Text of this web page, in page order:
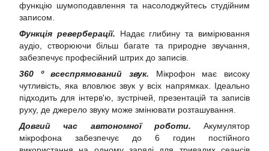
функцію шумоподавлення та насолоджуйтесь студійним
записом.
Функція реверберації. Надає глибину та вимірювання
аудіо, створюючи більш багате та природне звучання,
забезпечує професійний штрих до записів.
360 º всеспрямований звук. Мікрофон має високу
чутливість, яка вловлює звук у всіх напрямках. Ідеально
підходить для інтерв'ю, зустрічей, презентацій та записів
руху, де джерело звуку може змінювати розташування.
Довгий час автономної роботи. Акумулятор
мікрофона забезпечує до 6 годин постійного